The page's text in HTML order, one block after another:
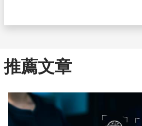
推薦文章